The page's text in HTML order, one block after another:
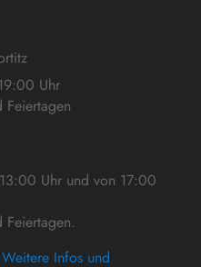
Uhr
Uhr und von 17:00
Weitere Infos und